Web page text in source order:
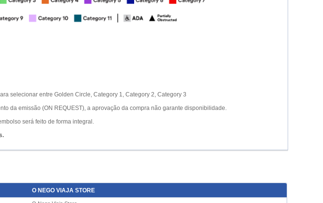
selecionar entre Golden Circle, Category 1, Category 2, Category 3
da emissão (ON REQUEST), a aprovação da compra não garante disponibilidade.
será feito de forma integral.
O NEGO VIAJA STORE